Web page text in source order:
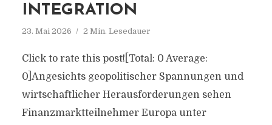
INTEGRATION
23. Mai 2026 2 Min. Lesedauer
Click to rate this post![Total: 0 Average:
0]Angesichts geopolitischer Spannungen und
wirtschaftlicher Herausforderungen sehen
Finanzmarktteilnehmer Europa unter